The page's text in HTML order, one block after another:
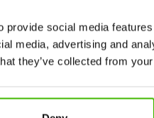
social media
media, advertising and
they’ve collected from
für Sie als auch für Ihr
Fluggesellschaft